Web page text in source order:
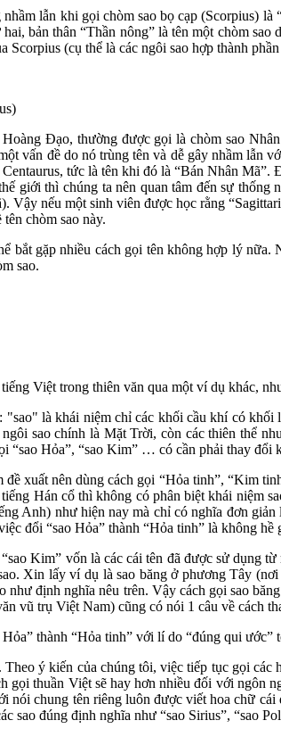
lẫn khi gọi chòm sao bọ cạp (Scorpius)
bản thân “Thần nông” là tên một chòm
Scorpius (cụ thể là các ngôi sao hợp thành
Đạo, thường được gọi là chòm sao
vấn đề do nó trùng tên và dễ gây nhầm lẫn
tức là tên khi đó là “Bán Nhân
giới thì chúng ta nên quan tâm đến sự
Vậy nếu một sinh viên được học rằng
chòm sao này.
bắt gặp nhiều cách gọi tên không hợp lý
sao.
Việt trong thiên văn qua một ví dụ khác,
"sao" là khái niệm chỉ các khối cầu khí có
sao chính là Mặt Trời, còn các thiên thể
“sao Hỏa”, “sao Kim” … có cần phải thay đổi
đề xuất nên dùng cách gọi “Hỏa tinh”, “Kim
Hán cổ thì không có phân biệt khái niệm
Anh) như hiện nay mà chỉ có nghĩa đơn
đổi “sao Hỏa” thành “Hỏa tinh” là không
Kim” vốn là các cái tên đã được sử dụng
Xin lấy ví dụ là sao băng ở phương Tây
như định nghĩa nêu trên. Vậy cách gọi sao
vũ trụ Việt Nam) cũng có nói 1 câu về cách
thành “Hỏa tinh” với lí do “đúng qui
ý kiến của chúng tôi, việc tiếp tục gọi các
gọi thuần Việt sẽ hay hơn nhiều đối với ngôn
nói chung tên riêng luôn được viết hoa chữ
sao đúng định nghĩa như “sao Sirius”, “sao